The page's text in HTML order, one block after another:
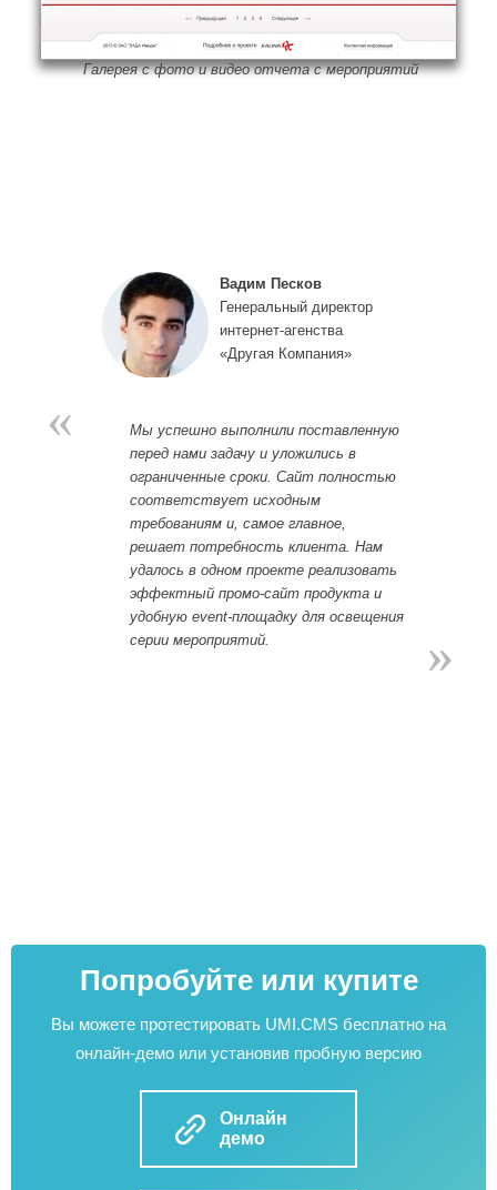
Галерея с фото и видео отчета с мероприятий
Вадим Песков
Генеральный директор
интернет-агенства
«Другая Компания»
«
Мы успешно выполнили поставленную
перед нами задачу и уложились в
ограниченные сроки. Сайт полностью
соответствует исходным
требованиям и, самое главное,
решает потребность клиента. Нам
удалось в одном проекте реализовать
эффектный промо-сайт продукта и
удобную event-площадку для освещения
серии мероприятий.
»
»
Попробуйте или купите
Вы можете протестировать UMI.CMS бесплатно на
онлайн-демо или установив пробную версию
Онлайн
демо